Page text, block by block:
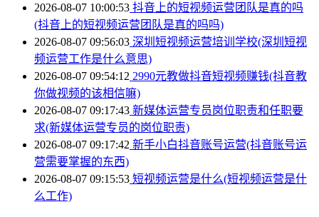
2026-08-07 10:00:53 抖音上的短视频运营团队是真的吗
(抖音上的短视频运营团队是真的吗吗)
2026-08-07 09:56:03 深圳短视频运营培训学校(深圳短视
频运营工作是什么意思)
2026-08-07 09:54:12 2990元教做抖音短视频赚钱(抖音教
你做视频的该相信嘛)
2026-08-07 09:17:43 新媒体运营专员岗位职责和任职要
求(新媒体运营专员的岗位职责)
2026-08-07 09:17:42 新手小白抖音账号运营(抖音账号运
营需要掌握的东西)
2026-08-07 09:15:53 短视频运营是什么(短视频运营是什
么工作)